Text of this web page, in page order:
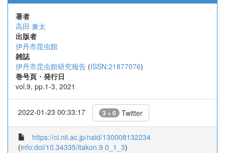
著者
高田 兼太
出版者
伊丹市昆虫館
雑誌
伊丹市昆虫館研究報告 (ISSN:21877076)
巻号頁・発行日
vol.9, pp.1-3, 2021
2022-01-23 00:33:17 3 + 0 Twitter
https://ci.nii.ac.jp/naid/130008132234
(info:doi/10.34335/itakon.9.0_1_3)